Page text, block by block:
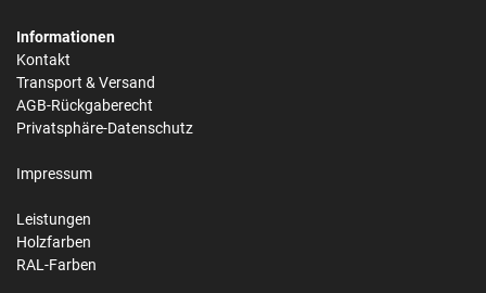
Informationen
Kontakt
Transport & Versand
AGB-Rückgaberecht
Privatsphäre-Datenschutz
Impressum
Leistungen
Holzfarben
RAL-Farben